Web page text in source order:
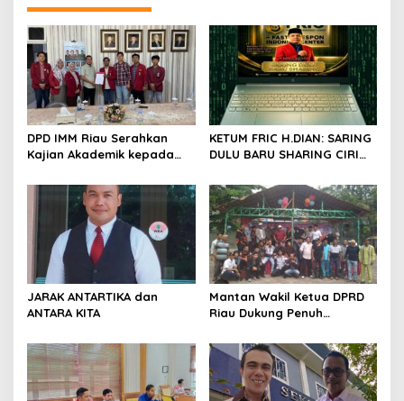
s
i
p
o
s
DPD IMM Riau Serahkan
Kajian Akademik kepada
Keadilan bagi Provinsi Riau
KETUM FRIC H.DIAN: SARING
DULU BARU SHARING CIRI
SOSIAL
JARAK ANTARTIKA dan
ANTARA KITA
Mantan Wakil Ketua DPRD
Riau Dukung Penuh
Perjuangan Lahirnya
Kabupaten Kepulauan
Meranti